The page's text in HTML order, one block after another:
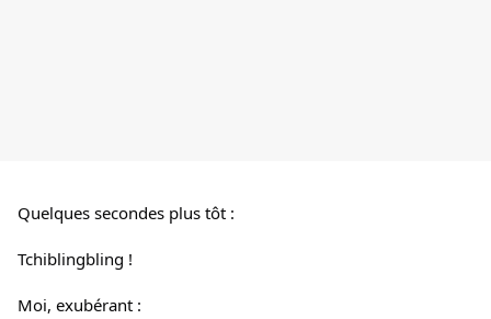
Quelques secondes plus tôt :
Tchiblingbling !
Moi, exubérant :